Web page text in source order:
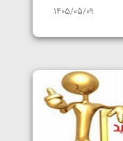
1405/05/09
1405/05/07